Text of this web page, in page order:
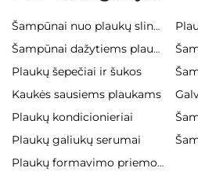
Šampūnai nuo plaukų slinkimo
Šampūnai dažytiems plaukams
Plaukų šepečiai ir šukos
Kaukės sausiems plaukams
Plaukų kondicionieriai
Plaukų galiukų serumai
Plaukų formavimo priemonės